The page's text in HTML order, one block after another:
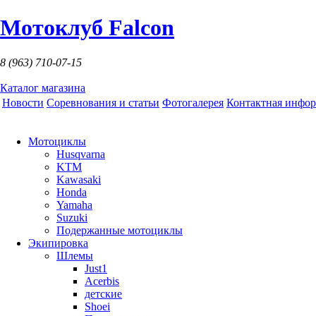
Мотоклуб Falcon
8 (963) 710-07-15
Каталог магазина
Новости Соревнования и статьи Фотогалерея Контактная
Мотоциклы
Husqvarna
KTM
Kawasaki
Honda
Yamaha
Suzuki
Подержанные мотоциклы
Экипировка
Шлемы
Just1
Acerbis
детские
Shoei